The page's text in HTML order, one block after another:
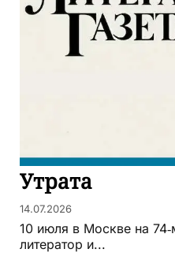
Утрата
14.07.2026
10 июля в Москве на
литератор и...